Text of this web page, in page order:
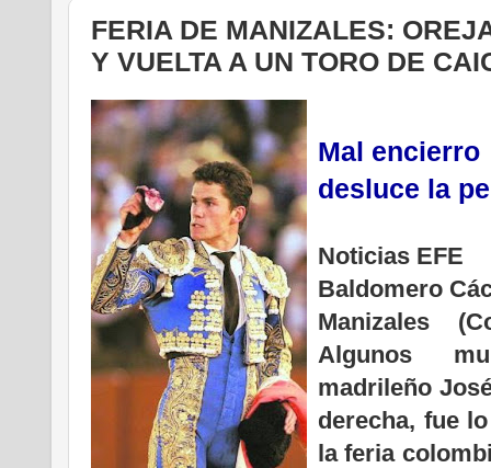
FERIA DE MANIZALES:
Y VUELTA A UN TORO DE
Mal encierro
desluce la
Noticias EFE
Baldomero
Manizales
Algunos
madrileño
derecha, fue
la feria